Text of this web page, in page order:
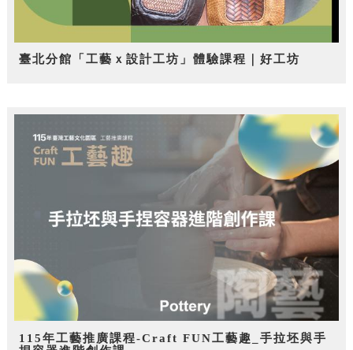
臺北分館「工藝ｘ設計工坊」體驗課程｜好工坊
115年工藝推廣課程-Craft FUN工藝趣_手拉坯與手